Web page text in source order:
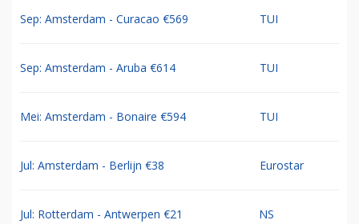
Sep: Amsterdam - Curacao €569 TUI
Sep: Amsterdam - Aruba €614 TUI
Mei: Amsterdam - Bonaire €594 TUI
Jul: Amsterdam - Berlijn €38 Eurostar
Jul: Rotterdam - Antwerpen €21 NS